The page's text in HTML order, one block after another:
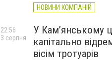
НОВИНИ КОМПАНІЙ
У Кам’янському
капітально
вісім тротуарів
22:56
3 серпня